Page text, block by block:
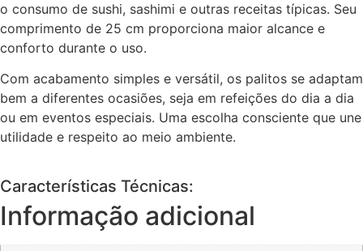
o consumo de sushi, sashimi e outras receitas típicas. Seu
comprimento de 25 cm proporciona maior alcance e
conforto durante o uso.
Com acabamento simples e versátil, os palitos se adaptam
bem a diferentes ocasiões, seja em refeições do dia a dia
ou em eventos especiais. Uma escolha consciente que une
utilidade e respeito ao meio ambiente.
Características Técnicas:
Informação adicional